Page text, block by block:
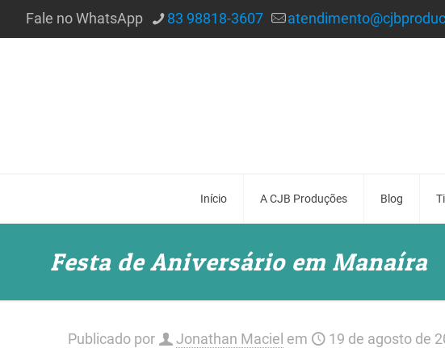
Fale no WhatsApp 83 98818-3607
Início A CJB Produções Blog
Festa de Aniversário em Manaíra
Publicado por Jonathan Maciel em 19 de agosto de